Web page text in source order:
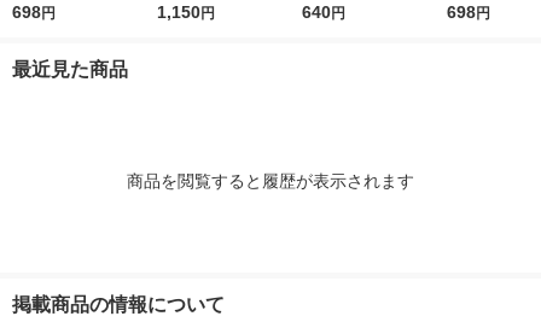
ストラバージン スペ
L
698円
ストラバージン スペ
1,150円
油 300g 1本 味の素 J-
640円
ンド 味の素
698円
最近見た商品
商品を閲覧すると履歴が表示されます
掲載商品の情報について